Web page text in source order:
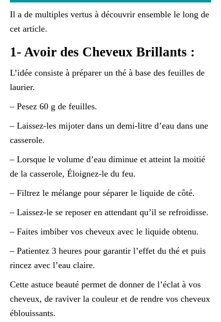
Il a de multiples vertus à découvrir ensemble le long de
cet article.
1- Avoir des Cheveux Brillants :
L’idée consiste à préparer un thé à base des feuilles de
laurier.
– Pesez 60 g de feuilles.
– Laissez-les mijoter dans un demi-litre d’eau dans une
casserole.
– Lorsque le volume d’eau diminue et atteint la moitié
de la casserole, Éloignez-le du feu.
– Filtrez le mélange pour séparer le liquide de côté.
– Laissez-le se reposer en attendant qu’il se refroidisse.
– Faites imbiber vos cheveux avec le liquide obtenu.
– Patientez 3 heures pour garantir l’effet du thé et puis
rincez avec l’eau claire.
Cette astuce beauté permet de donner de l’éclat à vos
cheveux, de raviver la couleur et de rendre vos cheveux
éblouissants.